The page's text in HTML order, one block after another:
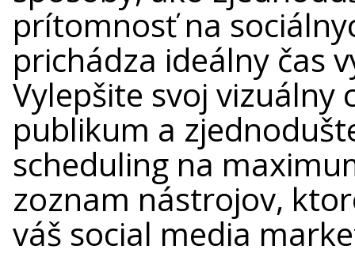
prítomnosť na
prichádza ideálny čas
Vylepšite svoj vizuálny
publikum a
scheduling na
zoznam nástrojov,
váš social media